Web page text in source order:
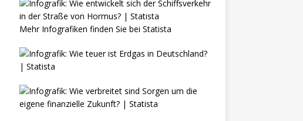
Mehr Infografiken finden Sie bei Statista